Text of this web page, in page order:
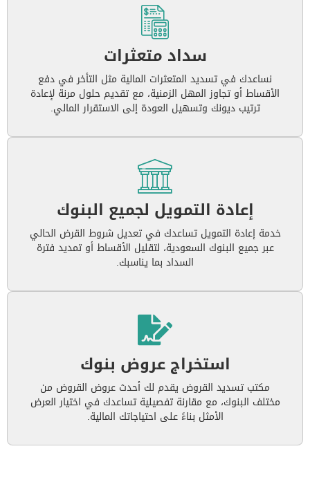
سداد متعثرات
نساعدك في تسديد المتعثرات المالية مثل التأخر في دفع
الأقساط أو تجاوز المهل الزمنية، مع تقديم حلول مرنة لإعادة
ترتيب ديونك وتسهيل العودة إلى الاستقرار المالي.
إعادة التمويل لجميع البنوك
خدمة إعادة التمويل تساعدك في تعديل شروط القرض الحالي
عبر جميع البنوك السعودية، لتقليل الأقساط أو تمديد فترة
السداد بما يناسبك.
استخراج عروض بنوك
مكتب تسديد القروض يقدم لك أحدث عروض القروض من
مختلف البنوك، مع مقارنة تفصيلية تساعدك في اختيار العرض
الأمثل بناءً على احتياجاتك المالية.